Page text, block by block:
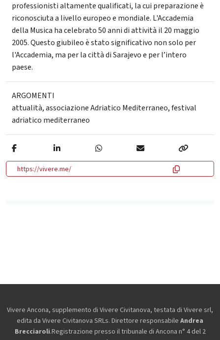
professionisti altamente qualificati, la cui preparazione è
riconosciuta a livello europeo e mondiale. L'Accademia
della Musica ha celebrato 50 anni di attività il 20 maggio
2005. Questo giubileo è stato significativo non solo per
l'Accademia, ma per la città di Sarajevo e per l’intero
paese.
ARGOMENTI
attualità,associazione Adriatico Mediterraneo,festival
adriatico mediterraneo
https://vivere.me/
Vivere Ancona, supplemento di Vivere Civitanova, testata di Vivere srl,
edita da Vivere Civitanova SRLs. Direttore responsabile Andrea
Brecciaroli.Registrazione presso il tribunale di Ancona n° 4 del 2